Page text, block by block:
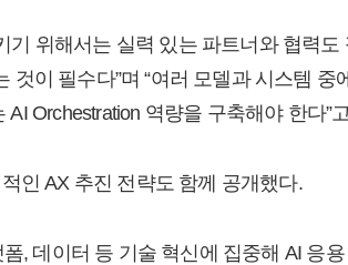
기 위해서는 실력 있는 파트너와 협력도
이 필수다”며 “여러 모델과 시스템 중
Orchestration 역량을 구축해야 한다”
인 AX 추진 전략도 함께 공개했다.
, 데이터 등 기술 혁신에 집중해 AI 응